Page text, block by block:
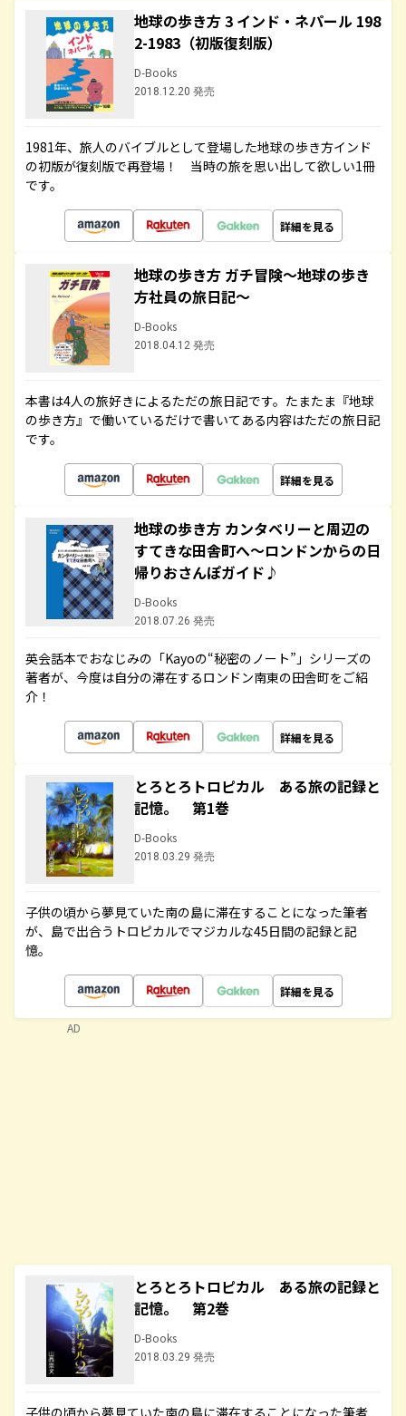
地球の歩き方 3 インド・ネパール 198
2-1983（初版復刻版）
D-Books
2018.12.20 発売
1981年、旅人のバイブルとして登場した地球の歩き方インド
の初版が復刻版で再登場！ 当時の旅を思い出して欲しい1冊
です。
詳細を見る
地球の歩き方 ガチ冒険～地球の歩き
方社員の旅日記～
D-Books
2018.04.12 発売
本書は4人の旅好きによるただの旅日記です。たまたま『地球
の歩き方』で働いているだけで書いてある内容はただの旅日記
です。
詳細を見る
地球の歩き方 カンタベリーと周辺の
すてきな田舎町へ～ロンドンからの日
帰りおさんぽガイド♪
D-Books
2018.07.26 発売
英会話本でおなじみの「Kayoの“秘密のノート”」シリーズの
著者が、今度は自分の滞在するロンドン南東の田舎町をご紹
介！
詳細を見る
とろとろトロピカル ある旅の記録と
記憶。 第1巻
D-Books
2018.03.29 発売
子供の頃から夢見ていた南の島に滞在することになった筆者
が、島で出合うトロピカルでマジカルな45日間の記録と記
憶。
詳細を見る
とろとろトロピカル ある旅の記録と
記憶。 第2巻
D-Books
2018.03.29 発売
子供の頃から夢見ていた南の島に滞在することになった筆者
AD